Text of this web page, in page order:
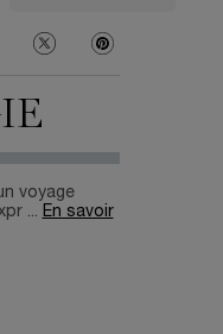
Sur : Facebook
Partager Sur : Twitter
Partager Sur :
voyage
... En savoir